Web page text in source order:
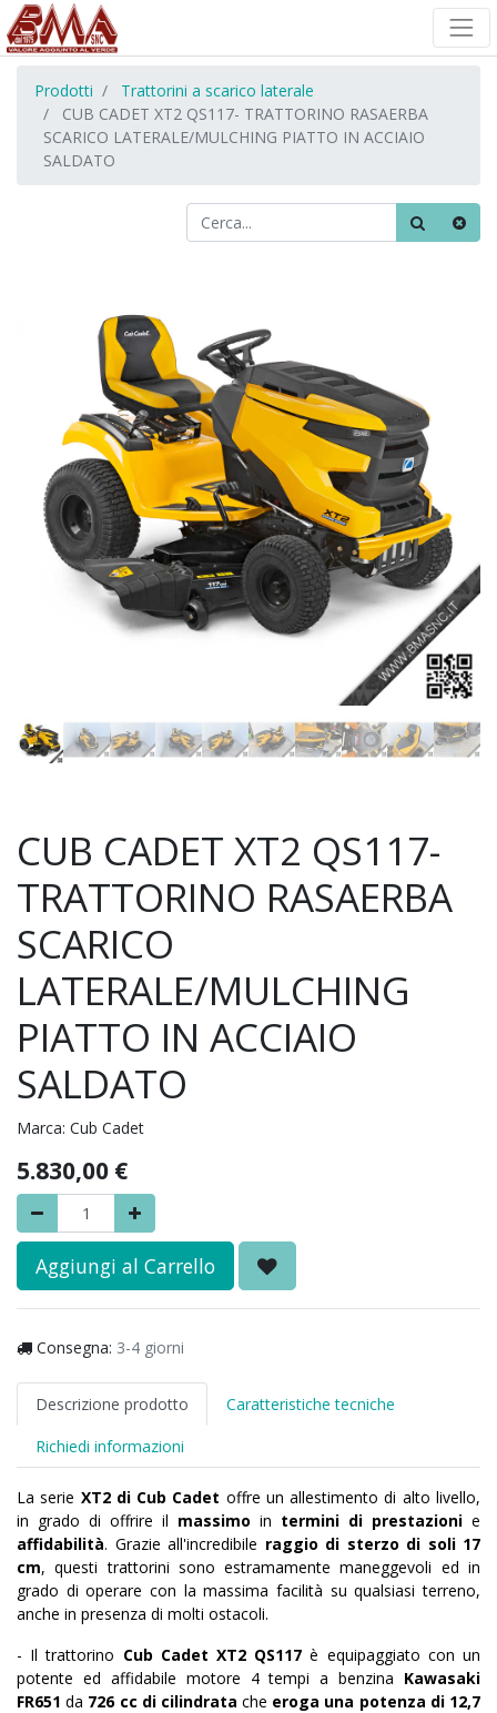
Prodotti
Trattorini a scarico laterale
CUB CADET XT2 QS117- TRATTORINO RASAERBA
SCARICO LATERALE/MULCHING PIATTO IN ACCIAIO
SALDATO
CUB CADET XT2 QS117-
TRATTORINO RASAERBA
SCARICO
LATERALE/MULCHING
PIATTO IN ACCIAIO
SALDATO
Marca: Cub Cadet
5.830,00 €
Aggiungi al Carrello
Consegna: 3-4 giorni
Descrizione prodotto
Caratteristiche tecniche
Richiedi informazioni
La serie XT2 di Cub Cadet offre un allestimento di alto livello,
in grado di offrire il massimo in termini di prestazioni e
affidabilità. Grazie all'incredibile raggio di sterzo di soli 17
cm, questi trattorini sono estramamente maneggevoli ed in
grado di operare con la massima facilità su qualsiasi terreno,
anche in presenza di molti ostacoli.
- Il trattorino Cub Cadet XT2 QS117è equipaggiato con un
potente ed affidabile motore 4 tempi a benzina Kawasaki
FR651da 726cc di cilindrata che eroga una potenza di 12,7